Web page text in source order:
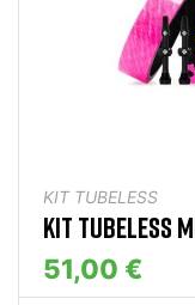
KIT TUBELESS
KIT TUBELESS
51,00 €